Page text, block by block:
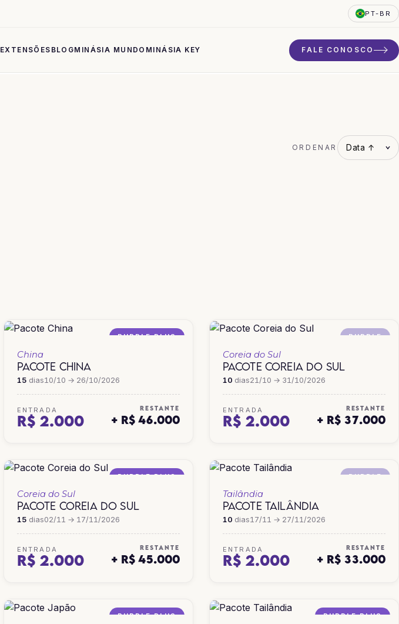
PT-BR
EXTENSÕES BLOGMINÁSIA MUNDO MINÁSIA KEY FALE CONOSCO
ORDENAR
PURPLE PLUS
China
PACOTE CHINA
15 dias10/10 → 26/10/2026
ENTRADA
R$ 2.000
RESTANTE
+ R$ 46.000
PURPLE
Coreia do Sul
PACOTE COREIA DO SUL
10 dias21/10 → 31/10/2026
ENTRADA
R$ 2.000
RESTANTE
+ R$ 37.000
PURPLE PLUS
Coreia do Sul
PACOTE COREIA DO SUL
15 dias02/11 → 17/11/2026
ENTRADA
R$ 2.000
RESTANTE
+ R$ 45.000
PURPLE
Tailândia
PACOTE TAILÂNDIA
10 dias17/11 → 27/11/2026
ENTRADA
R$ 2.000
RESTANTE
+ R$ 33.000
PURPLE PLUS PURPLE PLUS